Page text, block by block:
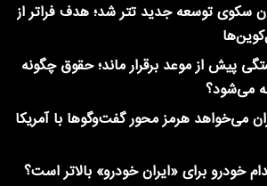
سکوی توسعه جدید تتر شد؛ هدف فراتر از
پیش از موعد برقرار ماند؛ حقوق چگونه
می‌شود؟
می‌خواهد هرمز محور گفت‌وگوها با آمریکا
خودرو برای «ایران خودرو» بالاتر است؟